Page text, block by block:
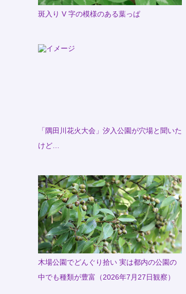
斑入り V 字の模様のある葉っぱ
「隅田川花火大会」汐入公園が穴場と聞いた
けど…
木場公園でどんぐり拾い 実は都内の公園の
中でも種類が豊富（2026年7月27日観察）